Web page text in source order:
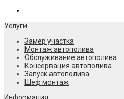
Услуги
Замер участка
Монтаж автополива
Обслуживание автополива
Консервация автополива
Запуск автополива
Шеф монтаж